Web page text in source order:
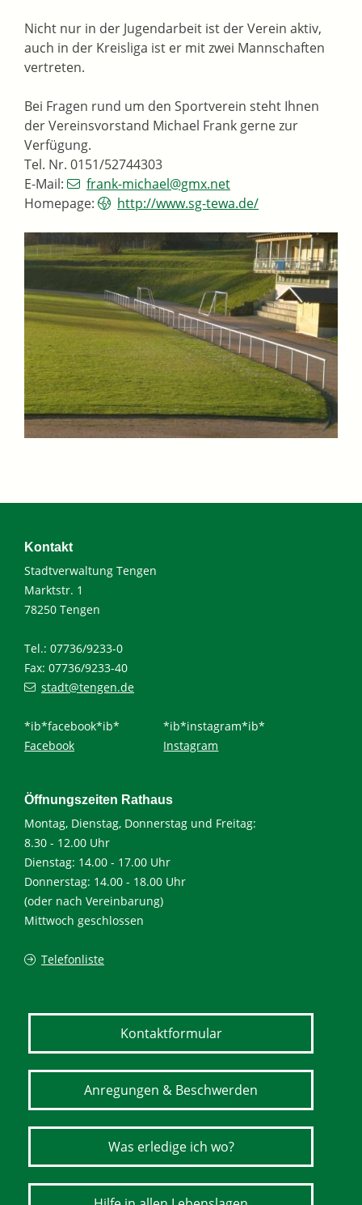
Nicht nur in der Jugendarbeit ist der Verein aktiv,
auch in der Kreisliga ist er mit zwei Mannschaften
vertreten.
Bei Fragen rund um den Sportverein steht Ihnen
der Vereinsvorstand Michael Frank gerne zur
Verfügung.
Tel. Nr. 0151/52744303
E-Mail:
frank-michael@gmx.net
Homepage:
http://www.sg-tewa.de/
Kontakt
Stadtverwaltung Tengen
Marktstr. 1
78250 Tengen
Tel.: 07736/9233-0
Fax: 07736/9233-40
stadt@tengen.de
*ib*facebook*ib*
Facebook
*ib*instagram*ib*
Instagram
Öffnungszeiten Rathaus
Montag, Dienstag, Donnerstag und Freitag:
8.30 - 12.00 Uhr
Dienstag: 14.00 - 17.00 Uhr
Donnerstag: 14.00 - 18.00 Uhr
(oder nach Vereinbarung)
Mittwoch geschlossen
Telefonliste
Kontaktformular
Anregungen & Beschwerden
Was erledige ich wo?